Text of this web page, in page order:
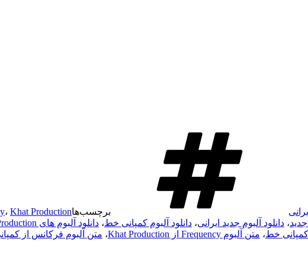
برچسب‌ها ، Khat Production
جدید، دانلود آلبوم جدید ایرانی، دانلود آلبوم کمپانی خط، دانلود آلبوم های Khat Production
کمپانی خط، متن آلبوم Frequency از Khat Production ، متن آلبوم فرکانس از